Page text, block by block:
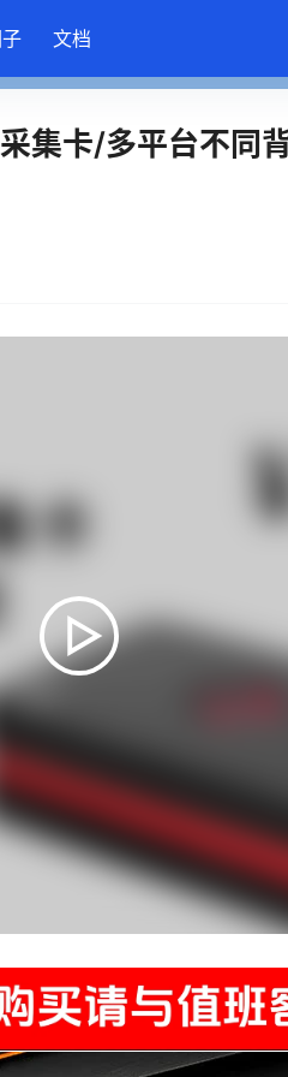
文档
集卡/多平台不同